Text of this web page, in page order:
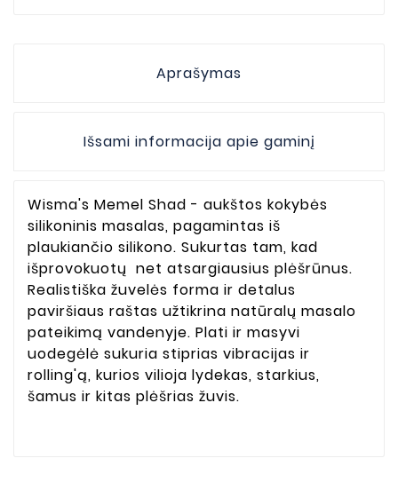
Aprašymas
Išsami informacija apie gaminį
Wisma's Memel Shad - aukštos kokybės
silikoninis masalas, pagamintas iš
plaukiančio silikono. Sukurtas tam, kad
išprovokuotų net atsargiausius plėšrūnus.
Realistiška žuvelės forma ir detalus
paviršiaus raštas užtikrina natūralų masalo
pateikimą vandenyje. Plati ir masyvi
uodegėlė sukuria stiprias vibracijas ir
rolling'ą, kurios vilioja lydekas, starkius,
šamus ir kitas plėšrias žuvis.